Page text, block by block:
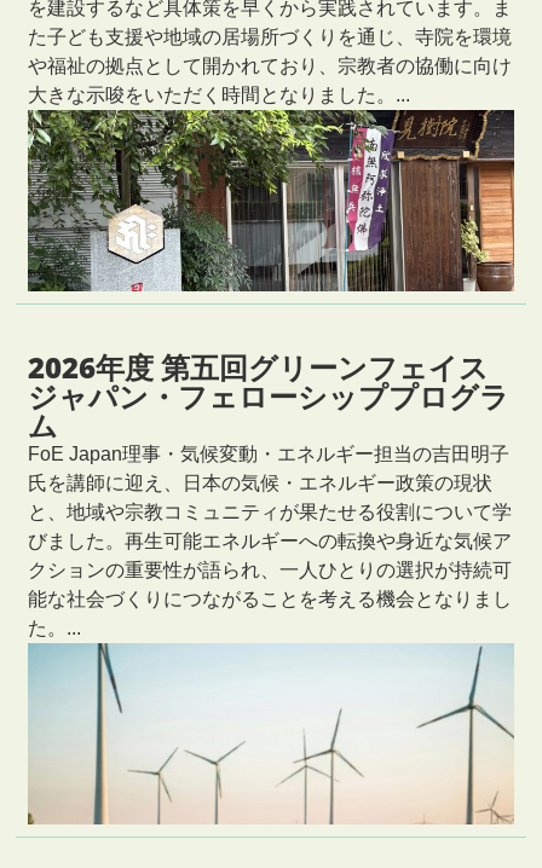
を建設するなど具体策を早くから実践されています。ま
た子ども支援や地域の居場所づくりを通じ、寺院を環境
や福祉の拠点として開かれており、宗教者の協働に向け
大きな示唆をいただく時間となりました。...
2026年度 第五回グリーンフェイス
ジャパン・フェローシッププログラ
ム
FoE Japan理事・気候変動・エネルギー担当の吉田明子
氏を講師に迎え、日本の気候・エネルギー政策の現状
と、地域や宗教コミュニティが果たせる役割について学
びました。再生可能エネルギーへの転換や身近な気候ア
クションの重要性が語られ、一人ひとりの選択が持続可
能な社会づくりにつながることを考える機会となりまし
た。...